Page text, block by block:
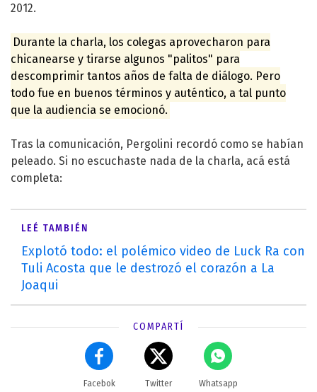
2012.
Durante la charla, los colegas aprovecharon para
chicanearse y tirarse algunos "palitos" para
descomprimir tantos años de falta de diálogo. Pero
todo fue en buenos términos y auténtico, a tal punto
que la audiencia se emocionó.
Tras la comunicación, Pergolini recordó como se habían
peleado. Si no escuchaste nada de la charla, acá está
completa:
LEÉ TAMBIÉN
Explotó todo: el polémico video de Luck Ra con
Tuli Acosta que le destrozó el corazón a La
Joaqui
COMPARTÍ
Facebok Twitter Whatsapp